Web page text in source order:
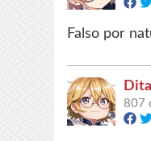
Falso por
807